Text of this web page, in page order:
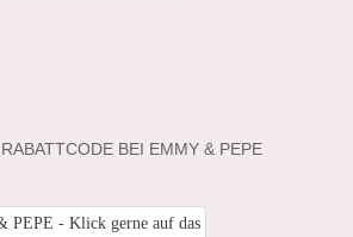
BEI EMMY & PEPE